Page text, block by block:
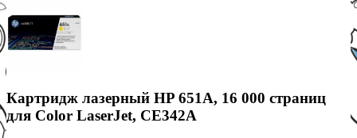
Картридж лазерный HP 651A, 16 000 страниц
для Color LaserJet, CE342A